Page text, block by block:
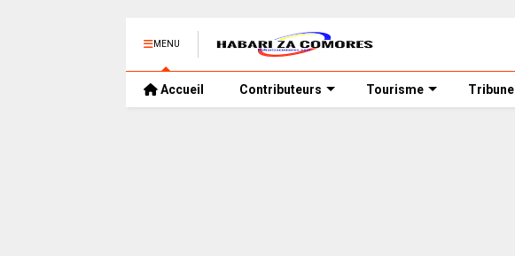
MENU
Accueil Contributeurs Tourisme Tribune